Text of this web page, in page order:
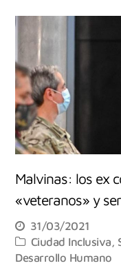
Malvinas: los ex
«veteranos» y
31/03/2021
Ciudad Inclusiva,
Desarrollo Humano